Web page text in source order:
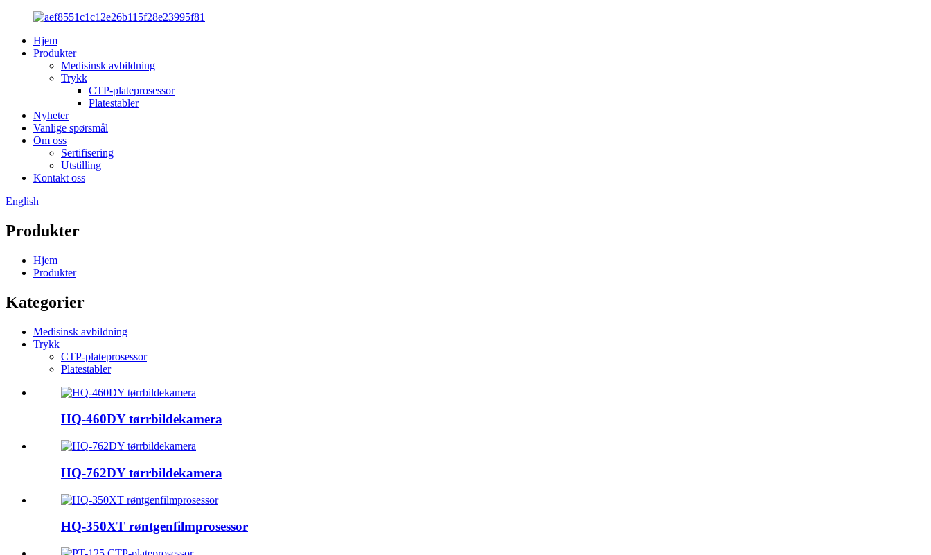
Hjem
Produkter
Medisinsk avbildning
Trykk
CTP-plateprosessor
Platestabler
Nyheter
Vanlige spørsmål
Om oss
Sertifisering
Utstilling
Kontakt oss
English
Produkter
Hjem
Produkter
Kategorier
Medisinsk avbildning
Trykk
CTP-plateprosessor
Platestabler
HQ-460DY tørrbildekamera
HQ-762DY tørrbildekamera
HQ-350XT røntgenfilmprosessor